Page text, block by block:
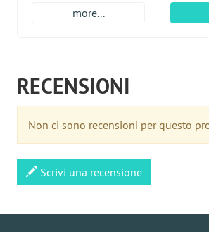
more...
RECENSIONI
Non ci sono recensioni per questo
Scrivi una recensione